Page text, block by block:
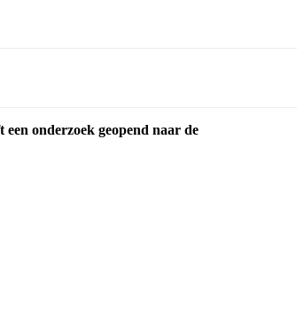
onderzoek geopend naar de